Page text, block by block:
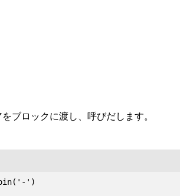
ブロックに渡し、呼びだします。